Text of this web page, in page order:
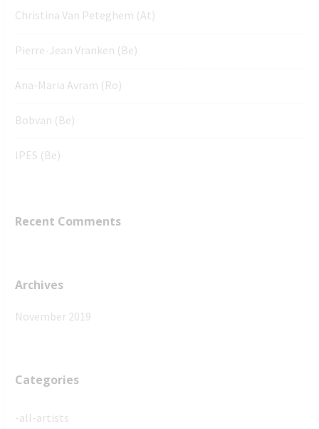
Christina Van Peteghem (At)
Pierre-Jean Vranken (Be)
Ana-Maria Avram (Ro)
Bobvan (Be)
IPES (Be)
Recent Comments
Archives
November 2019
Categories
-all-artists